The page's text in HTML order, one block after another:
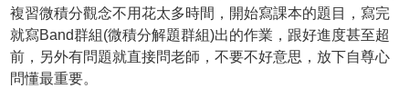
複習微積分觀念不用花太多時間，開始寫課本的題目，寫完
就寫Band群組(微積分解題群組)出的作業，跟好進度甚至超
前，另外有問題就直接問老師，不要不好意思，放下自尊心
問懂最重要。